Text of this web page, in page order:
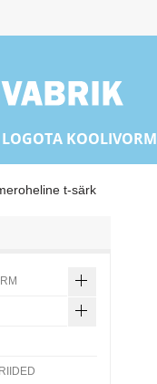
KOOLIVORM
t-särk